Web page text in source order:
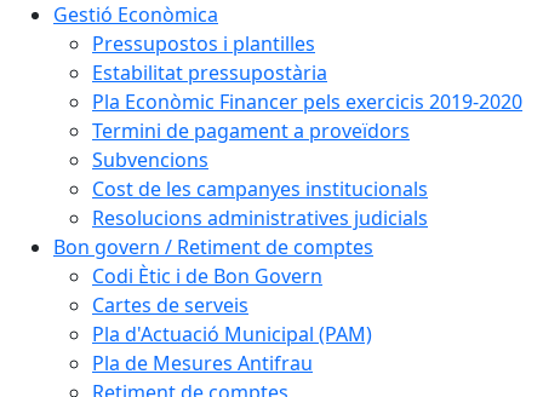
Gestió Econòmica
Pressupostos i plantilles
Estabilitat pressupostària
Pla Econòmic Financer pels exercicis 2019-2020
Termini de pagament a proveïdors
Subvencions
Cost de les campanyes institucionals
Resolucions administratives judicials
Bon govern / Retiment de comptes
Codi Ètic i de Bon Govern
Cartes de serveis
Pla d'Actuació Municipal (PAM)
Pla de Mesures Antifrau